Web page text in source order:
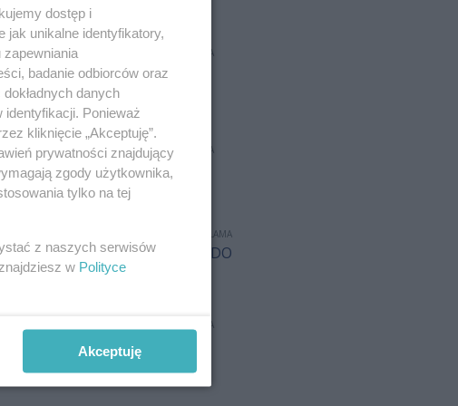
REKLAMA
REKLAMA
REKLAMA
REKLAMA
dostęp i
jak unikalne identyfikatory,
zapewniania
badanie odbiorców oraz
danych
Ponieważ
kliknięcie „Akceptuję”.
prywatności znajdujący
zgody użytkownika,
tylko na tej
z naszych serwisów
w Polityce
Akceptuję